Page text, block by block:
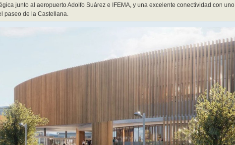
junto al aeropuerto Adolfo Suárez e IFEMA, y una excelente conectividad con uno
paseo de la Castellana.